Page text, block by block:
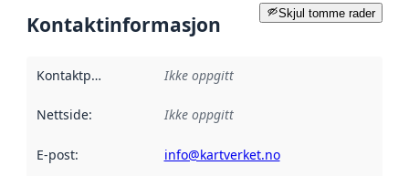
Skjul tomme rader
Kontaktinformasjon
Kontaktpunkt Ikke oppgitt
Nettside: Ikke oppgitt
E-post: info@kartverket.no